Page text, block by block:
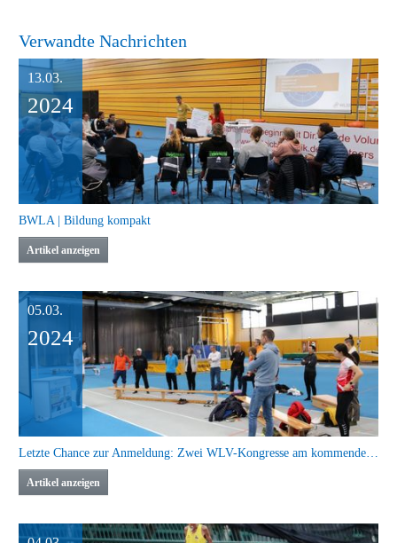
Verwandte Nachrichten
13.03.
2024
BWLA | Bildung kompakt
Artikel anzeigen
05.03.
2024
Letzte Chance zur Anmeldung: Zwei WLV-Kongresse am kommenden Wochenende
Artikel anzeigen